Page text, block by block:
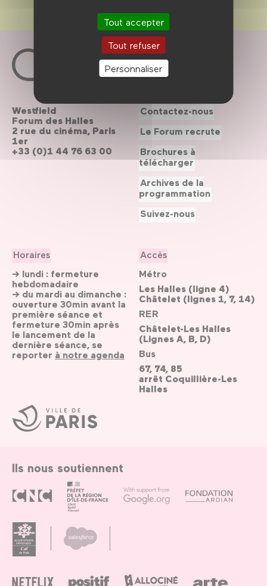
Tout accepter
Tout refuser
Personnaliser
Ville
de
Paris
Westfield
Forum des Halles
2 rue du cinéma, Paris
1er
+33 (0)1 44 76 63 00
Horaires
→ lundi : fermeture
hebdomadaire
→ du mardi au dimanche :
ouverture 30min avant la
première séance et
fermeture 30min après
le lancement de la
dernière séance, se
reporter à notre agenda
Accès
Métro
Les Halles (ligne 4)
Châtelet (lignes 1, 7, 14)
RER
Châtelet-Les Halles
(Lignes A, B, D)
Bus
67, 74, 85
arrêt Coquillière-Les
Halles
Contactez-nous
Le Forum recrute
Brochures à
télécharger
Archives de la
programmation
Suivez-nous
Ils nous soutiennent